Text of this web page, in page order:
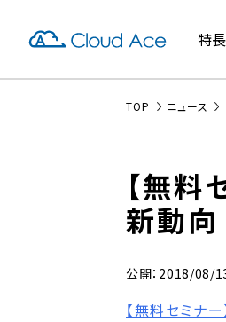
特長
TOP ニュース
【無料
新動向
公開：2018/08/
【無料セミナ